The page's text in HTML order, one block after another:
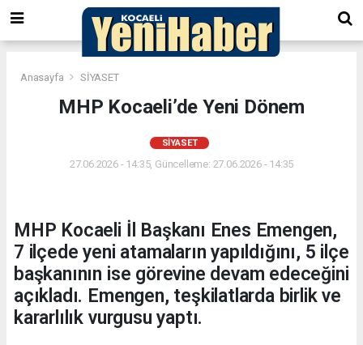
Anasayfa SİYASET
MHP Kocaeli’de Yeni Dönem
SİYASET
27.06.2026 - 14:35, Güncelleme: 27.06.2026 - 14:35
MHP Kocaeli İl Başkanı Enes Emengen,
7 ilçede yeni atamaların yapıldığını, 5 ilçe
başkanının ise görevine devam edeceğini
açıkladı. Emengen, teşkilatlarda birlik ve
kararlılık vurgusu yaptı.